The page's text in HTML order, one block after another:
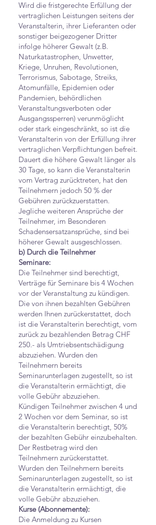
Wird die fristgerechte Erfüllung der
vertraglichen Leistungen seitens der
Veranstalterin, ihrer Lieferanten oder
sonstiger beigezogener Dritter
infolge höherer Gewalt (z.B.
Naturkatastrophen, Unwetter,
Kriege, Unruhen, Revolutionen,
Terrorismus, Sabotage, Streiks,
Atomunfälle, Epidemien oder
Pandemien, behördlichen
Veranstaltungsverboten oder
Ausgangssperren) verunmöglicht
oder stark eingeschränkt, so ist die
Veranstalterin von der Erfüllung ihrer
vertraglichen Verpflichtungen befreit.
Dauert die höhere Gewalt länger als
30 Tage, so kann die Veranstalterin
vom Vertrag zurücktreten, hat den
Teilnehmern jedoch 50 % der
Gebühren zurückzuerstatten.
Jegliche weiteren Ansprüche der
Teilnehmer, im Besonderen
Schadensersatzansprüche, sind bei
höherer Gewalt ausgeschlossen.
b) Durch die Teilnehmer
Seminare:
Die Teilnehmer sind berechtigt,
Verträge für Seminare bis 4 Wochen
vor der Veranstaltung zu kündigen.
Die von ihnen bezahlten Gebühren
werden Ihnen zurückerstattet, doch
ist die Veranstalterin berechtigt, vom
zurück zu bezahlenden Betrag CHF
250.- als Umtriebsentschädigung
abzuziehen. Wurden den
Teilnehmern bereits
Seminarunterlagen zugestellt, so ist
die Veranstalterin ermächtigt, die
volle Gebühr abzuziehen.
Kündigen Teilnehmer zwischen 4 und
2 Wochen vor dem Seminar, so ist
die Veranstalterin berechtigt, 50%
der bezahlten Gebühr einzubehalten.
Der Restbetrag wird den
Teilnehmern zurückerstattet.
Wurden den Teilnehmern bereits
Seminarunterlagen zugestellt, so ist
die Veranstalterin ermächtigt, die
volle Gebühr abzuziehen.
Kurse (Abonnemente):
Die Anmeldung zu Kursen